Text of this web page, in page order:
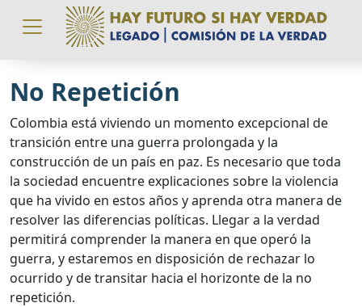
Pasar al contenido principal
No Repetición
Colombia está viviendo un momento excepcional de
transición entre una guerra prolongada y la
construcción de un país en paz. Es necesario que toda
la sociedad encuentre explicaciones sobre la violencia
que ha vivido en estos años y aprenda otra manera de
resolver las diferencias políticas. Llegar a la verdad
permitirá comprender la manera en que operó la
guerra, y estaremos en disposición de rechazar lo
ocurrido y de transitar hacia el horizonte de la no
repetición.